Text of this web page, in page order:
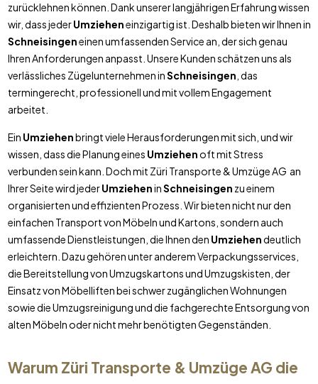
zurücklehnen können. Dank unserer langjährigen Erfahrung wissen
wir, dass jederUmzieheneinzigartig ist. Deshalb bieten wir Ihnen in
Schneisingeneinen umfassenden Service an, der sich genau
Ihren Anforderungen anpasst. Unsere Kunden schätzen uns als
verlässliches Zügelunternehmen inSchneisingen , das
termingerecht, professionell und mit vollem Engagement
arbeitet.
Ein Umziehenbringt viele Herausforderungen mit sich, und wir
wissen, dass die Planung eines Umziehenoft mit Stress
verbunden sein kann. Doch mit Züri Transporte & Umzüge AG an
Ihrer Seite wird jederUmzieheninSchneisingen zu einem
organisierten und effizienten Prozess. Wir bieten nicht nur den
einfachen Transport von Möbeln und Kartons, sondern auch
umfassende Dienstleistungen, die Ihnen den Umziehendeutlich
erleichtern. Dazu gehören unter anderem Verpackungsservices,
die Bereitstellung von Umzugskartons und Umzugskisten, der
Einsatz von Möbelliften bei schwer zugänglichen Wohnungen
sowie die Umzugsreinigung und die fachgerechte Entsorgung von
alten Möbeln oder nicht mehr benötigten Gegenständen.
Warum Züri Transporte & Umzüge AG die